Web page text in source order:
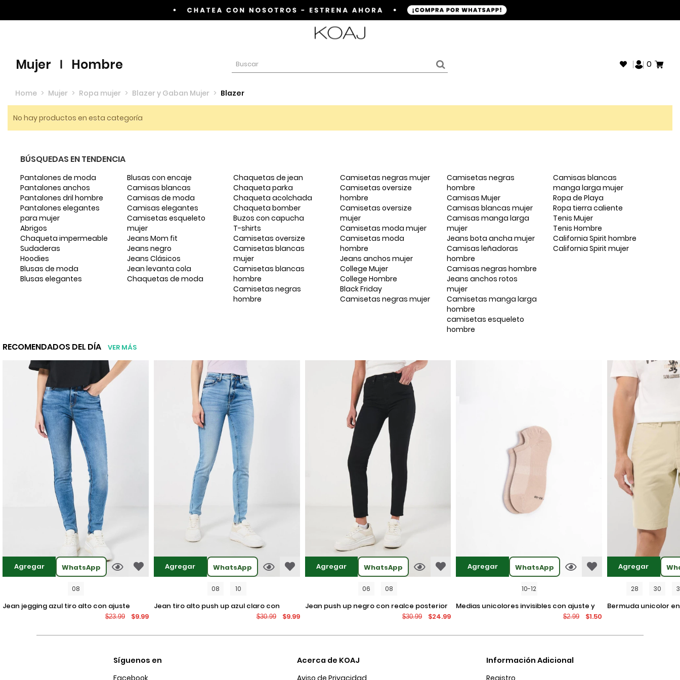
mujer hombre 0
Home > Mujer > Ropa mujer > Blazer y Gaban Mujer > Blazer
No hay productos en esta categoría
BÚSQUEDAS EN TENDENCIA
Pantalones de moda
Pantalones anchos
Pantalones dril hombre
Pantalones elegantes
para mujer
Abrigos
Chaqueta impermeable
Sudaderas
Hoodies
Blusas de moda
Blusas elegantes
Blusas con encaje
Camisas blancas
Camisas de moda
Camisas elegantes
Camisetas esqueleto
mujer
Jeans Mom fit
Jeans negro
Jeans Clásicos
Jean levanta cola
Chaquetas de moda
Chaquetas de jean
Chaqueta parka
Chaqueta acolchada
Chaqueta bomber
Buzos con capucha
T-shirts
Camisetas oversize
Camisetas blancas
mujer
Camisetas blancas
hombre
Camisetas negras
hombre
Camisetas negras mujer
Camisetas oversize
hombre
Camisetas oversize
mujer
Camisetas moda mujer
Camisetas moda
hombre
Jeans anchos mujer
College Mujer
College Hombre
Black Friday
Camisetas negras mujer
Camisetas negras
hombre
Camisas Mujer
Camisas blancas mujer
Camisas manga larga
mujer
Jeans bota ancha mujer
Camisas leñadoras
hombre
Camisas negras hombre
Jeans anchos rotos
mujer
Camisetas manga larga
hombre
camisetas esqueleto
hombre
Camisas blancas
manga larga mujer
Ropa de Playa
Ropa tierra caliente
Tenis Mujer
Tenis Hombre
California Spirit hombre
California Spirit mujer
RECOMENDADOS DEL DÍA VER MÁS
Agregar WhatsApp
08
jean jegging azul tiro alto con ajuste
$23.99 $9.99
Agregar WhatsApp
08 10
jean tiro alto push up azul claro con
$30.99 $9.99
Agregar WhatsApp
06 08
jean push up negro con realce posterior
$30.99 $24.99
Agregar WhatsApp
10-12
medias unicolores invisibles con ajuste y
$2.99 $1.50
Agregar
28 30
bermuda unicolor en dril ajustada con
Síguenos en
Acerca de KOAJ
Información Adicional